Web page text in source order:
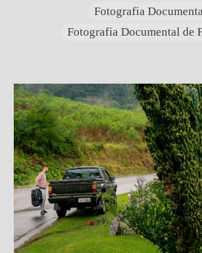
Fotografia
Fotografia Documental de